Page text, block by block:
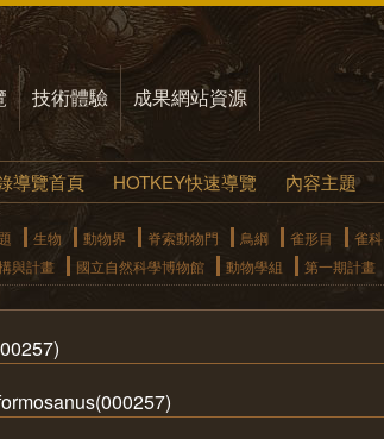
技術體驗 成果網站資源
導覽首頁 HOTKEY快速導覽 內容主題
生物 動物界 脊索動物門 鳥綱 雀形目
雀科
與計畫 國立自然科學博物館 動物學組 第一期計畫